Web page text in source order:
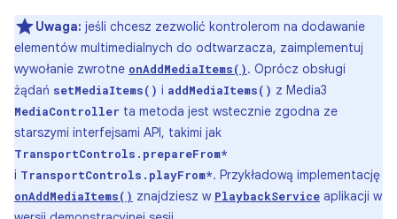
Uwaga: jeśli chcesz zezwolić kontrolerom na dodawanie
elementów multimedialnych do odtwarzacza, zaimplementuj
wywołanie zwrotne onAddMediaItems(). Oprócz obsługi
żądań setMediaItems() i addMediaItems() z Media3
MediaController ta metoda jest wstecznie zgodna ze
starszymi interfejsami API, takimi jak
TransportControls.prepareFrom*
i TransportControls.playFrom*. Przykładową implementację
onAddMediaItems() znajdziesz w PlaybackService aplikacji w